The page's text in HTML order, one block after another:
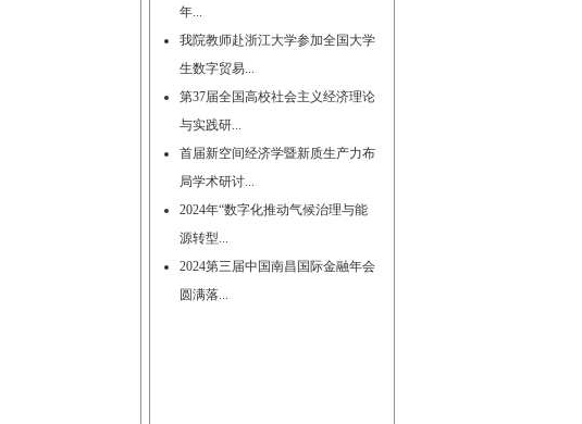
年...
我院教师赴浙江大学参加全国大学
生数字贸易...
第37届全国高校社会主义经济理论
与实践研...
首届新空间经济学暨新质生产力布
局学术研讨...
2024年“数字化推动气候治理与能
源转型...
2024第三届中国南昌国际金融年会
圆满落...